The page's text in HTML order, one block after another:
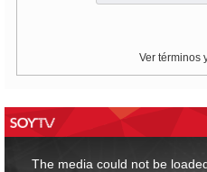
Ver términos
The media could not be